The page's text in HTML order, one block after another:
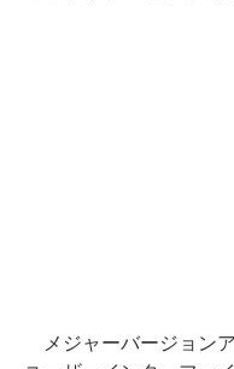
メジャーバージョン